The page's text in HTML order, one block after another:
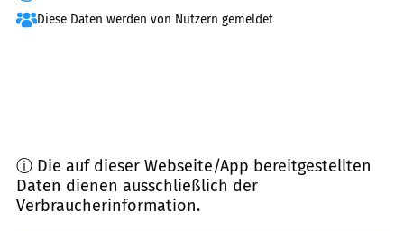
Diese Daten werden von Nutzern gemeldet
ⓘ Die auf dieser Webseite/App bereitgestellten
Daten dienen ausschließlich der
Verbraucherinformation.